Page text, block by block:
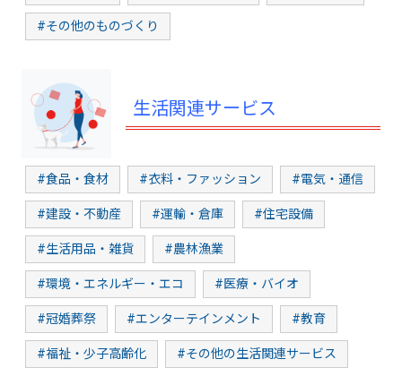
#その他のものづくり
生活関連サービス
#食品・食材 #衣料・ファッション #電気・通信
#建設・不動産 #運輸・倉庫 #住宅設備
#生活用品・雑貨 #農林漁業
#環境・エネルギー・エコ #医療・バイオ
#冠婚葬祭 #エンターテインメント #教育
#福祉・少子高齢化 #その他の生活関連サービス